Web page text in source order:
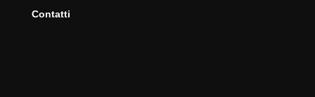
Contatti